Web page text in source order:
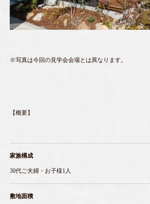
※写真は今回の見学会会場とは異なります。
【概要】
家族構成
30代ご夫婦・お子様1人
敷地面積